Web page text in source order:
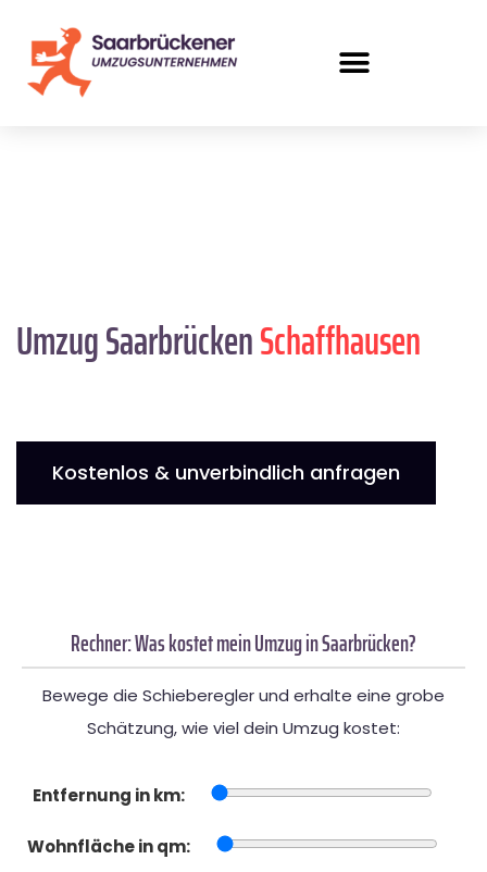
Umzug SaarbrückenSchaffhausen
Kostenlos & unverbindlich anfragen
Rechner: Was kostet mein Umzug in Saarbrücken?
Bewege die Schieberegler und erhalte eine grobe
Schätzung, wie viel dein Umzug kostet:
Entfernung in km:
Wohnfläche in qm: